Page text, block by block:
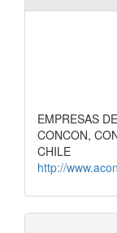
EMPRESAS
CONCON,
CHILE
http://